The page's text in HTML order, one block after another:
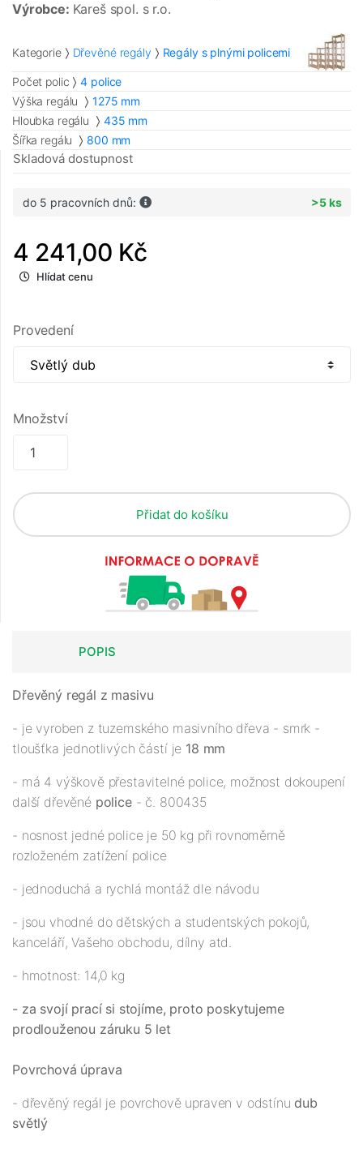
Výrobce: Kareš spol. s r.o.
Kategorie Dřevěné regály Regály s plnými policemi
Počet polic
4 police
Výška regálu
1275 mm
Hloubka regálu
435 mm
Šířka regálu
800 mm
Skladová dostupnost
do 5 pracovních dnů: >5 ks
4 241,00 Kč
Hlídat cenu
Provedení
Množství
Přidat do košíku
POPIS
Dřevěný regál z masivu
- je vyroben z tuzemského masivního dřeva - smrk -
tloušťka jednotlivých částí je 18 mm
- má 4 výškově přestavitelné police, možnost dokoupení
další dřevěné police- č. 800435
- nosnost jedné police je 50 kg při rovnoměrně
rozloženém zatížení police
- jednoduchá a rychlá montáž dle návodu
- jsou vhodné do dětských a studentských pokojů,
kanceláří, Vašeho obchodu, dílny atd.
- hmotnost: 14,0 kg
- za svojí prací si stojíme, proto poskytujeme
prodlouženou záruku 5 let
Povrchová úprava
- dřevěný regál je povrchově upraven v odstínu dub
světlý